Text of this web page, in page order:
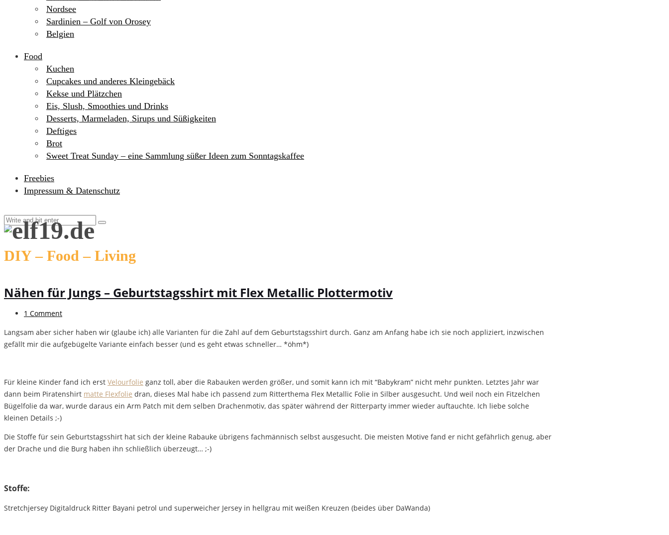
Nordsee
Sardinien – Golf von Orosey
Belgien
Food
Kuchen
Cupcakes und anderes Kleingebäck
Kekse und Plätzchen
Eis, Slush, Smoothies und Drinks
Desserts, Marmeladen, Sirups und Süßigkeiten
Deftiges
Brot
Sweet Treat Sunday – eine Sammlung süßer Ideen zum Sonntagskaffee
Freebies
Impressum & Datenschutz
DIY – Food – Living
Nähen für Jungs – Geburtstagsshirt mit Flex Metallic Plottermotiv
1 Comment
Langsam aber sicher haben wir (glaube ich) alle Varianten für die Zahl auf dem Geburtstagsshirt durch. Ganz am Anfang habe ich sie noch appliziert, inzwischen
gefällt mir die aufgebügelte Variante einfach besser (und es geht etwas schneller… *öhm*)
Für kleine Kinder fand ich erst Velourfolie ganz toll, aber die Rabauken werden größer, und somit kann ich mit “Babykram” nicht mehr punkten. Letztes Jahr war
dann beim Piratenshirt matte Flexfolie dran, dieses Mal habe ich passend zum Ritterthema Flex Metallic Folie in Silber ausgesucht. Und weil noch ein Fitzelchen
Bügelfolie da war, wurde daraus ein Arm Patch mit dem selben Drachenmotiv, das später während der Ritterparty immer wieder auftauchte. Ich liebe solche
kleinen Details ;-)
Die Stoffe für sein Geburtstagsshirt hat sich der kleine Rabauke übrigens fachmännisch selbst ausgesucht. Die meisten Motive fand er nicht gefährlich genug, aber
der Drache und die Burg haben ihn schließlich überzeugt… ;-)
Stoffe:
Stretchjersey Digitaldruck Ritter Bayani petrol und superweicher Jersey in hellgrau mit weißen Kreuzen (beides über DaWanda)